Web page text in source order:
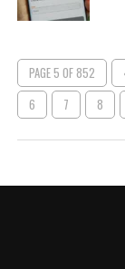
PAGE 5 OF 852
6
7 8